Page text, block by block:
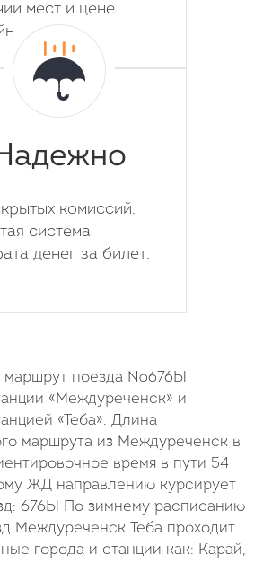
мест и цене
комиссий.
система
денег за билет.
маршрут поезда №676Ы
«Междуреченск» и
«Теба». Длина
маршрута из Междуреченск в
время в пути 54
ЖД направлению курсирует
676Ы По зимнему расписанию
Междуреченск Теба проходит
города и станции как: Карай,